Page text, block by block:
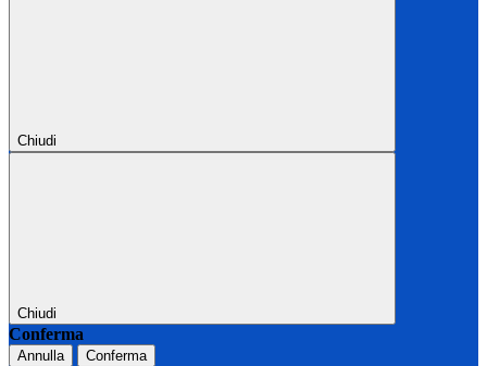
Chiudi
Chiudi
Conferma
Annulla Conferma